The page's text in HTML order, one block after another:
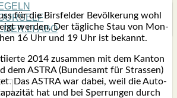
ABO
für die Birs­fel­der Bevöl­ke­rung wohl
wer­den. Der täg­li­che Stau von Mon­
16 Uhr und 19 Uhr ist bekannt.
2014 zusam­men mit dem Kan­ton
dem ASTRA (Bun­des­amt für Stras­sen)
Das ASTRA war dabei, weil die Auto­
hat und bei Sper­run­gen durch